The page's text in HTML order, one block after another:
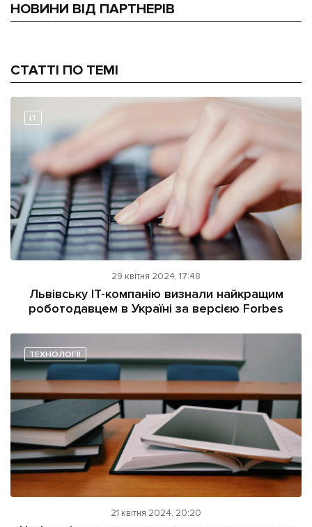
НОВИНИ ВІД ПАРТНЕРІВ
СТАТТІ ПО ТЕМІ
IT
29 квітня 2024, 17:48
Львівську IT-компанію визнали найкращим
роботодавцем в Україні за версією Forbes
ТЕХНОЛОГІЇ
21 квітня 2024, 20:20